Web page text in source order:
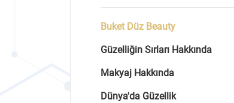
Buket Düz Beauty
Güzelliğin Sırları Hakkında
Makyaj Hakkında
Dünya'da Güzellik